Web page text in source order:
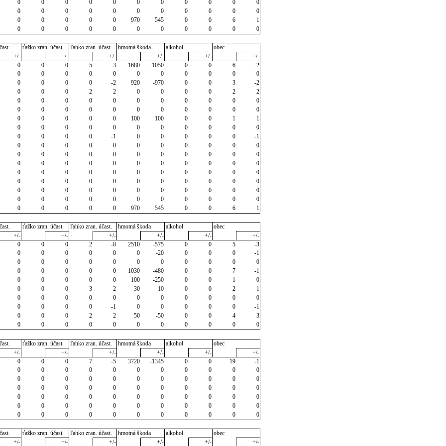
0 0 0 0 0 0 0 0 0 0
0
0
0 0 0 0 0 0 0 0 0
0
0
0 0 0 0 970 545 0 0 6
1
0
0 0 0 0 0 0 0 0 0 0
ťažko zran. účast. ľahko zran. účast. hmotná škoda alkohol
obec
+/-
+/- +/- +/- +/-
+/-
0
0 0 5 -3 1680 -1050 0 0 6
-2
0
0 0 0 0 0 0 0 0 0
0
0
0 0 0 -2 920 -970 0 0 3
-2
0
0 0 2 2 0 0 0 0 2
2
0
0 0 0 0 0 0 0 0 0
0
0
0 0 0 0 0 0 0 0 0
0
0
0 0 0 0 100 100 0 0 1
1
0
0 0 0 0 0 0 0 0 0
0
0
0 0 0 -1 0 0 0 0 0
-1
0
0 0 0 0 0 0 0 0 0
0
0
0 0 0 0 0 0 0 0 0
0
0
0 0 0 0 0 0 0 0 0
0
0
0 0 0 0 0 0 0 0 0
0
0
0 0 0 0 0 0 0 0 0
0
0
0 0 0 0 0 0 0 0 0
0
0
0 0 0 0 0 0 0 0 0
0
0
0 0 0 0 970 545 0 0 6 1
ťažko zran. účast. ľahko zran. účast. hmotná škoda alkohol
obec
+/-
+/- +/- +/- +/-
+/-
0
0 0 2 -8 2510 -575 0 0 5
-3
0
0 0 0 0 0 -20 0 0 0
-1
0
0 0 0 0 0 0 0 0 0
0
0
0 0 0 0 1030 -480 0 0 7
-1
0
0 0 0 0 100 -250 0 0 1
0
0
0 0 3 2 30 10 0 0 2
1
0
0 0 0 0 0 0 0 0 0
0
0
0 0 0 -1 0 0 0 0 0
-1
0
0 0 2 2 50 -50 0 0 4
3
0
0 0 0 0 0 0 0 0 0 0
ťažko zran. účast. ľahko zran. účast. hmotná škoda alkohol
obec
+/-
+/- +/- +/- +/-
+/-
0
0 0 7 -5 3720 -1345 0 0 19
-1
0
0 0 0 0 0 0 0 0 0
0
0
0 0 0 0 0 0 0 0 0
0
0
0 0 0 0 0 0 0 0 0
0
0
0 0 0 0 0 0 0 0 0
0
0
0 0 0 0 0 0 0 0 0
0
0
0 0 0 0 0 0 0 0 0 0
ťažko zran. účast. ľahko zran. účast. hmotná škoda alkohol
obec
+/-
+/- +/- +/- +/- +/-